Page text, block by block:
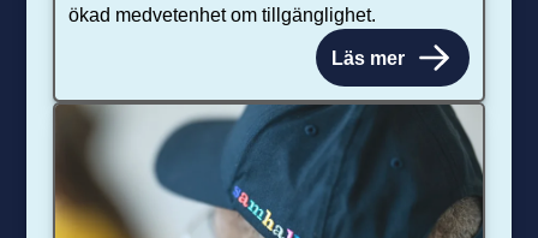
ökad medvetenhet om tillgänglighet.
Läs mer